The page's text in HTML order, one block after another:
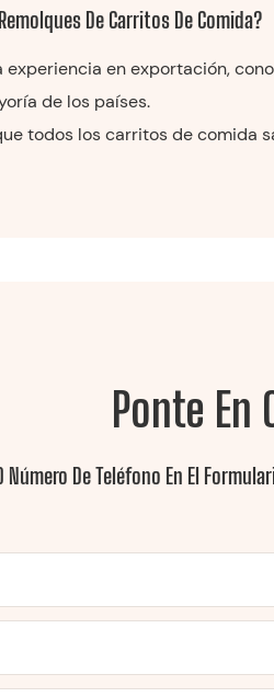
De Carritos De Comida?
experiencia en exportación,
de los países.
todos los carritos de comida
Ponte En
De Teléfono En El